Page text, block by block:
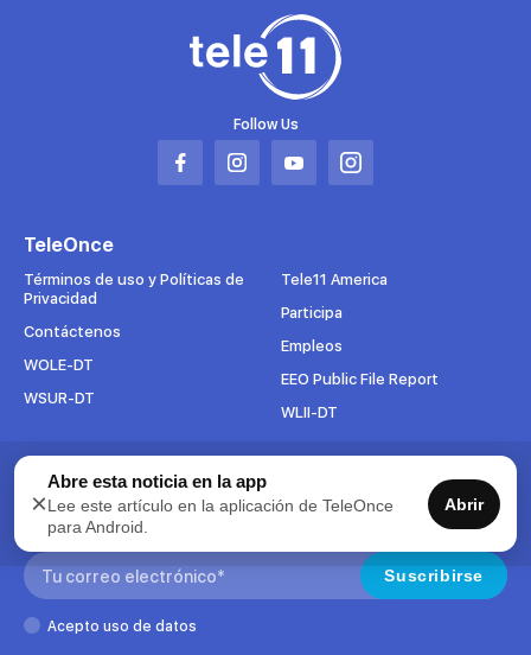
Follow Us
Abrir
pestaña
Abrir
pestaña
Abrir
pestaña
Abrir
pestaña
TeleOnce
Términos de uso y Políticas de
Privacidad
Contáctenos
WOLE-DT
WSUR-DT
Tele11 America
Participa
Empleos
EEO Public File Report
WLII-DT
Suscríbete al boletín
Para mantenerse al tanto de todo lo que pasa en TeleOnce,
suscríbase ahora a nuestros boletines.
Search: Suscribirse
Acepto uso de datos
×
Abre esta noticia en la app
Lee este artículo en la aplicación de TeleOnce
para Android.
Abrir